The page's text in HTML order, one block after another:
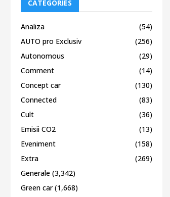
CATEGORIES
Analiza
(54)
AUTO pro Exclusiv
(256)
Autonomous
(29)
Comment
(14)
Concept car
(130)
Connected
(83)
Cult
(36)
Emisii CO2
(13)
Eveniment
(158)
Extra
(269)
Generale (3,342)
Green car(1,668)